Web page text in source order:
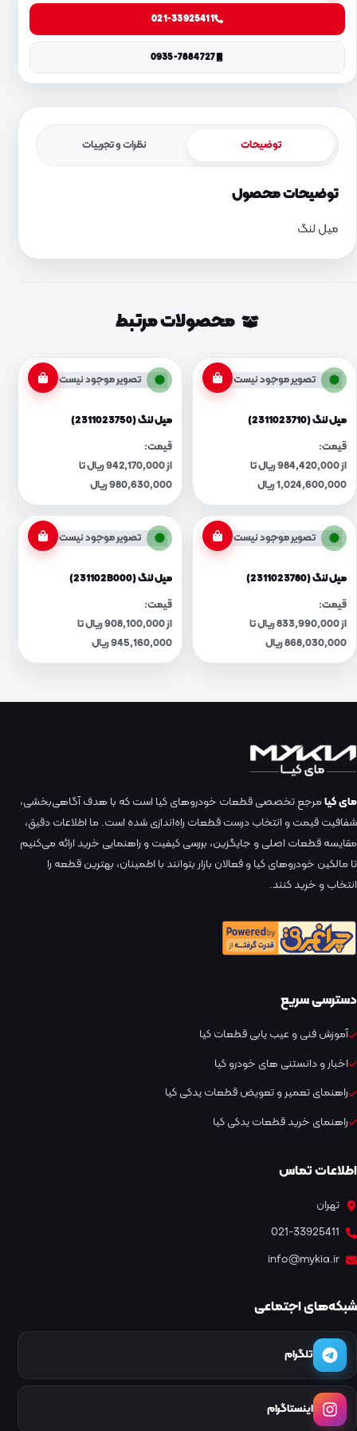
021-33925411
0935-7884727
توضیحات نظرات و تجربیات
توضیحات محصول
میل لنگ
محصولات مرتبط
تصویر موجود نیست
میل لنگ (2311023710)
قیمت:
از 984,420,000 ریال تا
1,024,600,000 ریال
تصویر موجود نیست
میل لنگ (2311023750)
قیمت:
از 942,170,000 ریال تا
980,630,000 ریال
تصویر موجود نیست
میل لنگ (2311023780)
قیمت:
از 833,990,000 ریال تا
868,030,000 ریال
تصویر موجود نیست
میل لنگ (231102B000)
قیمت:
از 908,100,000 ریال تا
945,160,000 ریال
مای کیامرجع تخصصی قطعات خودروهای کیا است که با هدف آگاهی‌بخشی،
شفافیت قیمت و انتخاب درست قطعات راه‌اندازی شده است. ما اطلاعات دقیق،
مقایسه قطعات اصلی و جایگزین، بررسی کیفیت و راهنمایی خرید ارائه می‌کنیم
تا مالکین خودروهای کیا و فعالان بازار بتوانند با اطمینان، بهترین قطعه را
انتخاب و خرید کنند.
دسترسی سریع
آموزش فنی و عیب یابی قطعات کیا
اخبار و دانستنی های خودرو کیا
راهنمای تعمیر و تعویض قطعات یدکی کیا
راهنمای خرید قطعات یدکی کیا
اطلاعات تماس
تهران
021-33925411
info@mykia.ir
شبکه‌های اجتماعی
تلگرام
اینستاگرام